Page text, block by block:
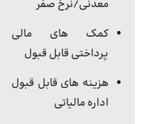
معدنی/نرخ صفر
کمک های مالی
پرداختی قابل قبول
هزینه های قابل قبول
اداره مالیاتی